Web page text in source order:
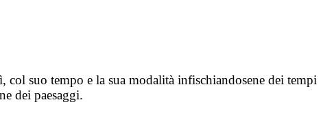
suo tempo e la sua modalità infischiandosene dei tempi
dei paesaggi.